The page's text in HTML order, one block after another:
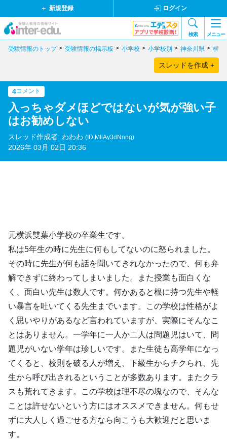
新規登録 ログイン
検索 メニュー
受験情報のトップ 受験情報の掲示板 小学校 小学校別 神奈川県 横浜
スレッドを作成 +
4コメント
入っちゃダメほどではないが気が強い子
はお勧めしない
スレッド作成者: わわわ (ID:MllAy3dNnng)
2026年 03月 02日 20:36
元横浜雙葉小学校の卒業生です。
私は5年生の時に先生に何もしてないのに怒られました。
その時に先生が何も話を聞いてきれなかったので、何も弁
解できずに終わってしまいました。また授業も面白くな
く、面白い先生は数人です。何かあると根に持つ先生や軽
い暴言を吐いてくる先生までいます。この学校は性格がよ
く思いやりがあるなど言われていますが、実際にそんなこ
とはありません。一学年に一人か二人は問題児はいて、問
題児がいない学年は珍しいです。また生徒も高学年になっ
てくると、校則を破る人が増え、下級生からチクられ、先
生から呼び出されるということが多数あります。またクラ
スも荒れてきます。この学校は理不尽の塊なので、そんな
ことは許せないという方にはオススメできません。何もせ
ずに大人しく過ごせる方なら向こうも大歓迎だと思いま
す。